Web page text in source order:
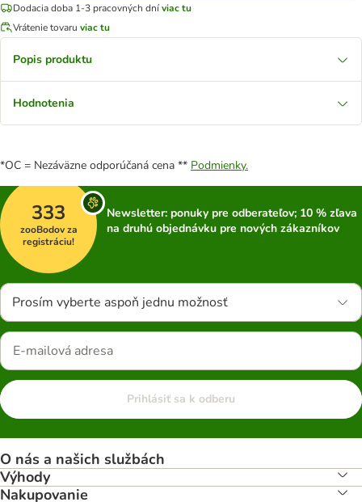
Dodacia doba 1-3 pracovných dníviac tu
Vrátenie tovaru viac tu
Popis produktu
Hodnotenia
*OC = Nezáväzne odporúčaná cena ** Podmienky.
333
zooBodov za
registráciu!
Newsletter: ponuky pre odberateľov; 10 % zľava
na druhú objednávku pre nových zákazníkov
Prosím vyberte aspoň jednu možnosť
Prihlásiť sa k odberu
O nás a našich službách
Výhody
Nakupovanie